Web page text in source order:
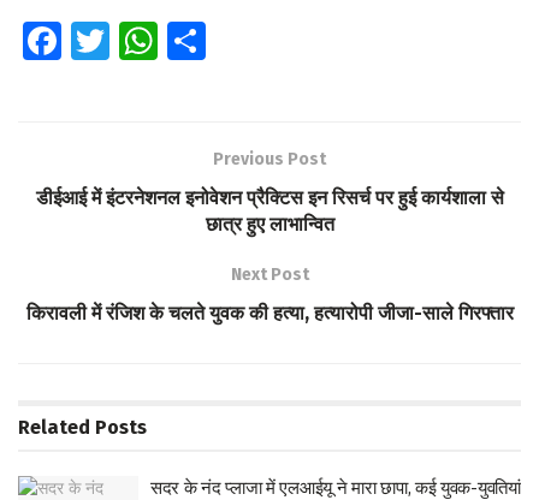
Fa
o
T
W
A
e
Previous Post
डीईआई में इंटरनेशनल इनोवेशन प्रैक्टिस इन रिसर्च पर हुई कार्यशाला से
छात्र हुए लाभान्वित
Next Post
किरावली में रंजिश के चलते युवक की हत्या, हत्यारोपी जीजा-साले गिरफ्तार
Related Posts
सदर के नंद प्लाजा में एलआईयू ने मारा छापा, कई युवक-युवतियां